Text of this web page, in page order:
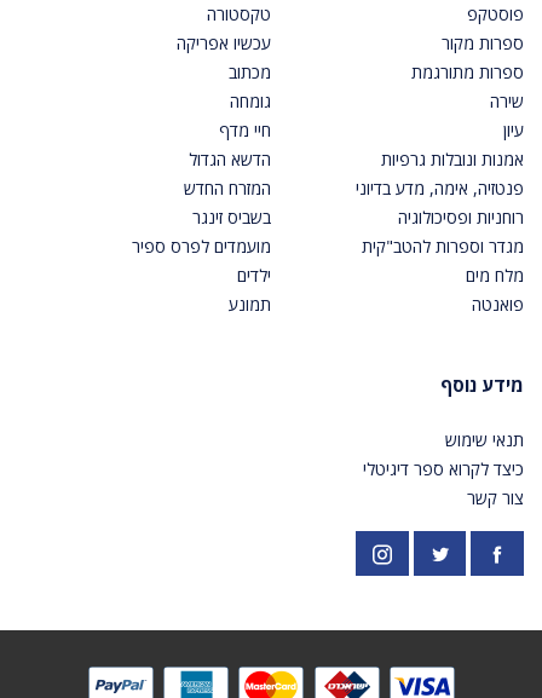
פוסטקפ
ספרות מקור
ספרות מתורגמת
שירה
עיון
אמנות ונובלות גרפיות
פנטזיה, אימה, מדע בדיוני
רוחניות ופסיכולוגיה
מגדר וספרות להטב"קית
מלח מים
פואנטה
טקסטורה
עכשיו אפריקה
מכתוב
גומחה
חיי מדף
הדשא הגדול
המזרח החדש
בשביס זינגר
מועמדים לפרס ספיר
ילדים
תמונע
מידע נוסף
תנאי שימוש
כיצד לקרוא ספר דיגיטלי
צור קשר
פייסבוק https://twitter.com/PardesPublish
אינסטגרם